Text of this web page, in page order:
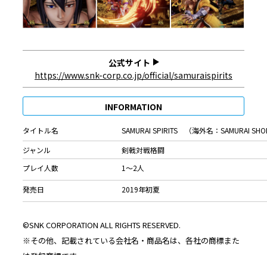
公式サイト
https://www.snk-corp.co.jp/official/samuraispirits
INFORMATION
タイトル名
SAMURAI SPIRITS （海外名：SAMURAI
ジャンル
剣戟対戦格闘
プレイ人数
1～2人
発売日 2019年初夏
©SNK CORPORATION ALL RIGHTS RESERVED.
※その他、記載されている会社名・商品名は、各社の商標また